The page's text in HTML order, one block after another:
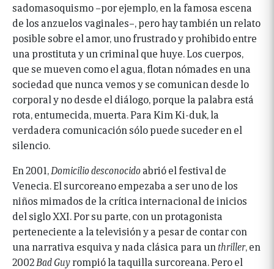
sadomasoquismo –por ejemplo, en la famosa escena
de los anzuelos vaginales–, pero hay también un relato
posible sobre el amor, uno frustrado y prohibido entre
una prostituta y un criminal que huye. Los cuerpos,
que se mueven como el agua, flotan nómades en una
sociedad que nunca vemos y se comunican desde lo
corporal y no desde el diálogo, porque la palabra está
rota, entumecida, muerta. Para Kim Ki-duk, la
verdadera comunicación sólo puede suceder en el
silencio.
En 2001, Domicilio desconocidoabrió el festival de
Venecia. El surcoreano empezaba a ser uno de los
niños mimados de la crítica internacional de inicios
del siglo XXI. Por su parte, con un protagonista
perteneciente a la televisión y a pesar de contar con
una narrativa esquiva y nada clásica para unthriller, en
2002Bad Guyrompió la taquilla surcoreana. Pero el